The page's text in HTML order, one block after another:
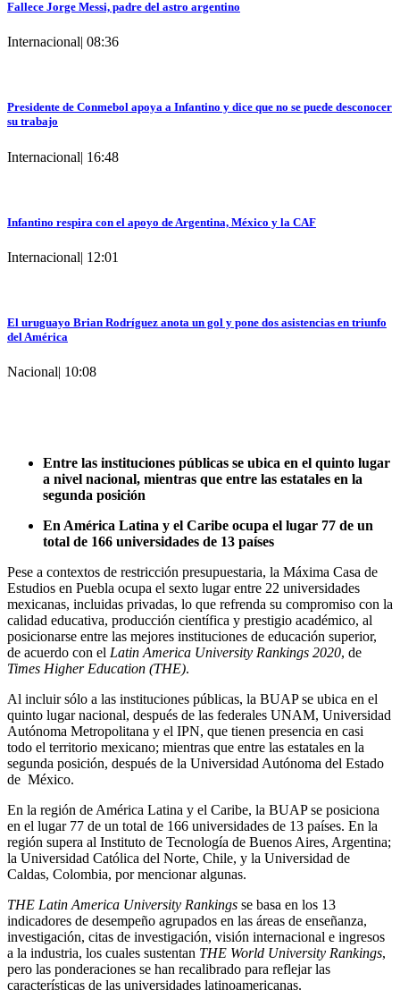
Fallece Jorge Messi, padre del astro argentino
Internacional| 08:36
Presidente de Conmebol apoya a Infantino y dice que no se puede desconocer
su trabajo
Internacional| 16:48
Infantino respira con el apoyo de Argentina, México y la CAF
Internacional| 12:01
El uruguayo Brian Rodríguez anota un gol y pone dos asistencias en triunfo
del América
Nacional| 10:08
Entre las instituciones públicas se ubica en el quinto lugar
a nivel nacional, mientras que entre las estatales en la
segunda posición
En América Latina y el Caribe ocupa el lugar 77 de un
total de 166 universidades de 13 países
Pese a contextos de restricción presupuestaria, la Máxima Casa de
Estudios en Puebla ocupa el sexto lugar entre 22 universidades
mexicanas, incluidas privadas, lo que refrenda su compromiso con la
calidad educativa, producción científica y prestigio académico, al
posicionarse entre las mejores instituciones de educación superior,
de acuerdo con el Latin America University Rankings 2020, de
Times Higher Education (THE).
Al incluir sólo a las instituciones públicas, la BUAP se ubica en el
quinto lugar nacional, después de las federales UNAM, Universidad
Autónoma Metropolitana y el IPN, que tienen presencia en casi
todo el territorio mexicano; mientras que entre las estatales en la
segunda posición, después de la Universidad Autónoma del Estado
de México.
En la región de América Latina y el Caribe, la BUAP se posiciona
en el lugar 77 de un total de 166 universidades de 13 países. En la
región supera al Instituto de Tecnología de Buenos Aires, Argentina;
la Universidad Católica del Norte, Chile, y la Universidad de
Caldas, Colombia, por mencionar algunas.
THE Latin America University Rankings se basa en los 13
indicadores de desempeño agrupados en las áreas de enseñanza,
investigación, citas de investigación, visión internacional e ingresos
a la industria, los cuales sustentan THE World University Rankings,
pero las ponderaciones se han recalibrado para reflejar las
características de las universidades latinoamericanas.